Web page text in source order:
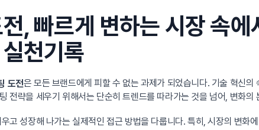
, 빠르게 변하는 시장 속
천기록
도전은 모든 브랜드에게 피할 수 없는 과제가 되었습니다. 기술 혁신
전략을 세우기 위해서는 단순히 트렌드를 따라가는 것을 넘어, 변화
고 성장해 나가는 실제적인 접근 방법을 다룹니다. 특히, 시장의 변화